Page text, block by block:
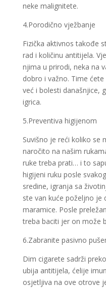
neke malignitete.
4.Porodično vježbanje
Fizička aktivnos takođe
rad i količinu antitijela.
njima u prirodi, neka na
dobro i važno. Time
već i bolesti današnjice,
igrica.
5.Preventiva higijenom
Suvišno je reći koliko se
naročito na našim
ruke treba prati… i to
higijeni ruku posle
sredine, igranja sa
ste van kuće poželjno je
maramice. Posle
treba baciti jer on može
6.Zabranite pasivno
Dim cigarete sadrži
ubija antitijela, ćelije
osjetljiva na ove otrove